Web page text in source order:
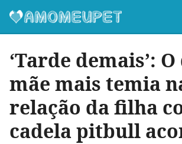
‘Tarde demais’:
mãe mais temia
relação da filha
cadela pitbull